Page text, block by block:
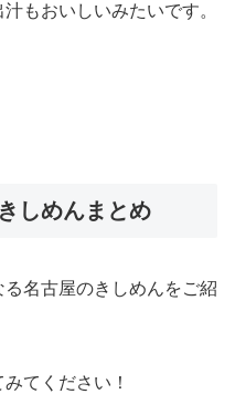
もおいしいみたいです。
しめんまとめ
名古屋のきしめんをご紹
てください！